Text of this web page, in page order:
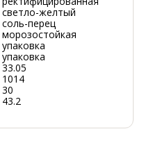
светло-желтый
соль-перец
морозостойкая
упаковка
упаковка
33.05
1014
30
43.2